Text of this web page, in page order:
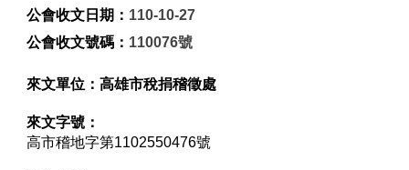
公會收文日期： 110-10-27
公會收文號碼： 110076號
來文單位：高雄市稅捐稽徵處
來文字號：
高市稽地字第1102550476號